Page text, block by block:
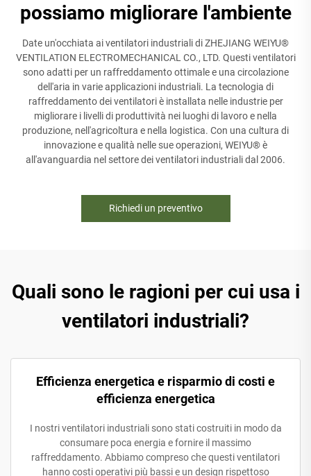
possiamo migliorare l'ambiente
Date un'occhiata ai ventilatori industriali di ZHEJIANG WEIYU®
VENTILATION ELECTROMECHANICAL CO., LTD. Questi ventilatori
sono adatti per un raffreddamento ottimale e una circolazione
dell'aria in varie applicazioni industriali. La tecnologia di
raffreddamento dei ventilatori è installata nelle industrie per
migliorare i livelli di produttività nei luoghi di lavoro e nella
produzione, nell'agricoltura e nella logistica. Con una cultura di
innovazione e qualità nelle sue operazioni, WEIYU® è
all'avanguardia nel settore dei ventilatori industriali dal 2006.
Richiedi un preventivo
Quali sono le ragioni per cui usa i
ventilatori industriali?
Efficienza energetica e risparmio di costi e
efficienza energetica
I nostri ventilatori industriali sono stati costruiti in modo da
consumare poca energia e fornire il massimo
raffreddamento. Abbiamo compreso che questi ventilatori
hanno costi operativi più bassi e un design rispettoso